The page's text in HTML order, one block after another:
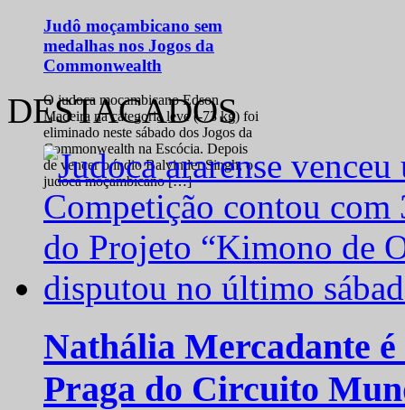
Judô moçambicano sem
medalhas nos Jogos da
Commonwealth
O judoca moçambicano Edson
Madeira na categoria leve (-73 kg) foi
eliminado neste sábado dos Jogos da
Commonwealth na Escócia. Depois
de vencer o índio Balvinder Singh, o
judoca moçambicano […]
DESTACADOS
Nathália Mercadante
Praga do Circuito